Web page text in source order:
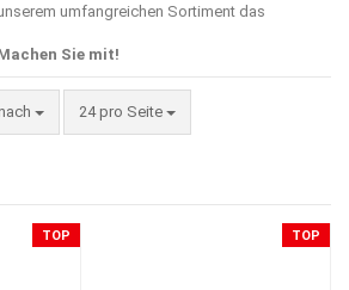
umfangreichen Sortiment das
Sie mit!
24 pro Seite
pro Seite
TOP TOP